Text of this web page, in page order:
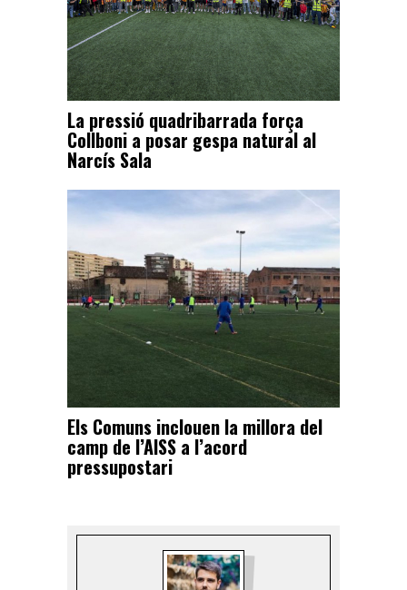
La pressió quadribarrada força
Collboni a posar gespa natural al
Narcís Sala
Els Comuns inclouen la millora del
camp de l’AISS a l’acord
pressupostari